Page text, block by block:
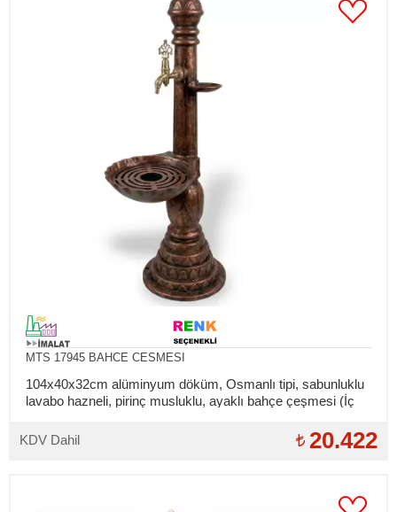
MTS 17945 BAHCE CESMESI
104x40x32cm alüminyum döküm, Osmanlı tipi, sabunluklu
lavabo hazneli, pirinç musluklu, ayaklı bahçe çeşmesi (İç
KDV Dahil
20.422